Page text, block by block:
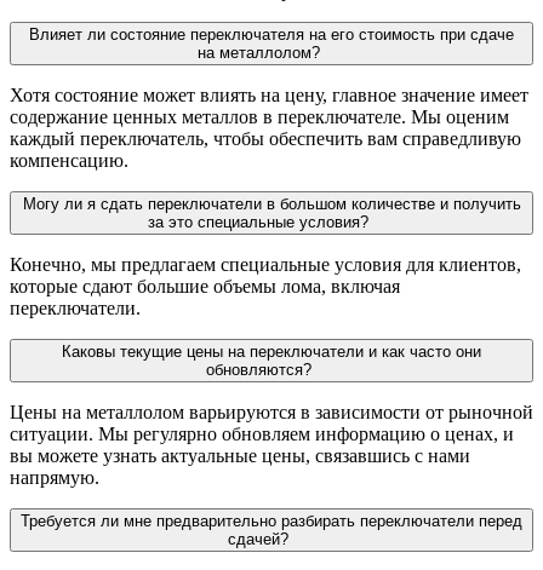
Влияет ли состояние переключателя на его стоимость при сдаче
на металлолом?
Хотя состояние может влиять на цену, главное значение имеет
содержание ценных металлов в переключателе. Мы оценим
каждый переключатель, чтобы обеспечить вам справедливую
компенсацию.
Могу ли я сдать переключатели в большом количестве и получить
за это специальные условия?
Конечно, мы предлагаем специальные условия для клиентов,
которые сдают большие объемы лома, включая
переключатели.
Каковы текущие цены на переключатели и как часто они
обновляются?
Цены на металлолом варьируются в зависимости от рыночной
ситуации. Мы регулярно обновляем информацию о ценах, и
вы можете узнать актуальные цены, связавшись с нами
напрямую.
Требуется ли мне предварительно разбирать переключатели перед
сдачей?